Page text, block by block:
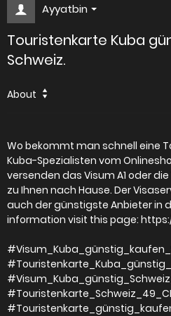
Ayyatbin
Touristenkarte Kuba
Schweiz.
About
Wo bekommt man schnell eine
Kuba-Spezialisten vom
versenden das Visum A1 oder
zu Ihnen nach Hause. Der
auch der günstigste Anbieter in
information visit this page: